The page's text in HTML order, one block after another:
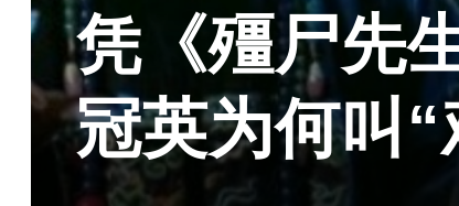
凭《殭尸先
冠英为何叫“